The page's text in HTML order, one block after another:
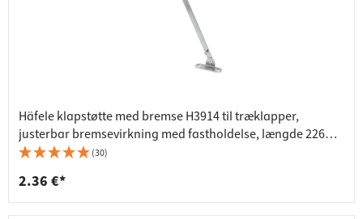
Häfele klapstøtte med bremse H3914 til træklapper,
justerbar bremsevirkning med fastholdelse, længde 226
mm
(30)
2.36 €*